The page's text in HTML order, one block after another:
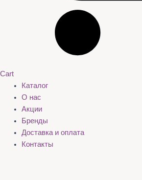
Cart
Каталог
О нас
Акции
Бренды
Доставка и оплата
Контакты